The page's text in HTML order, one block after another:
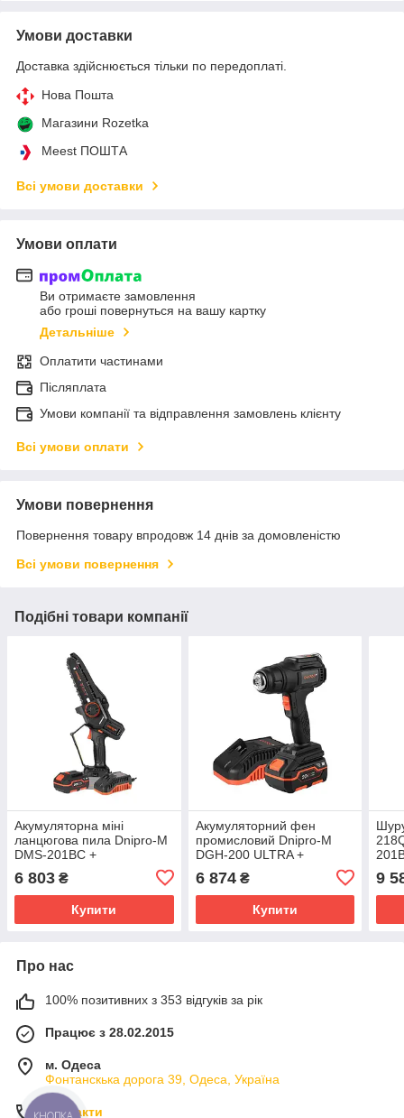
Умови доставки
Доставка здійснюється тільки по передоплаті.
Нова Пошта
Магазини Rozetka
Meest ПОШТА
Всі умови доставки
Умови оплати
Ви отримаєте замовлення
або гроші повернуться на вашу картку
Детальніше
Оплатити частинами
Післяплата
Умови компанії та відправлення замовлень клієнту
Всі умови оплати
Умови повернення
Повернення товару впродовж 14 днів за домовленістю
Всі умови повернення
Подібні товари компанії
Акумуляторна міні
ланцюгова пила Dnipro-M
DMS-201BC +
BP-240 + Зарядний
пристрій FC-230
6 803 ₴
Купити
Акумуляторний фен
промисловий Dnipro-M
DGH-200 ULTRA +
BP-240 + Зарядний
пристрій FC-230
6 874₴
Купити
230
9
Про нас
100% позитивних з 353 відгуків за рік
Працює з 28.02.2015
м. Одеса
Фонтанскька дорога 39, Одеса, Україна
Контакти